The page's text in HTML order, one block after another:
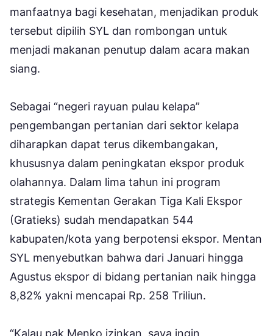
manfaatnya bagi kesehatan, menjadikan produk
tersebut dipilih SYL dan rombongan untuk
menjadi makanan penutup dalam acara makan
siang.
Sebagai “negeri rayuan pulau kelapa”
pengembangan pertanian dari sektor kelapa
diharapkan dapat terus dikembangakan,
khususnya dalam peningkatan ekspor produk
olahannya. Dalam lima tahun ini program
strategis Kementan Gerakan Tiga Kali Ekspor
(Gratieks) sudah mendapatkan 544
kabupaten/kota yang berpotensi ekspor. Mentan
SYL menyebutkan bahwa dari Januari hingga
Agustus ekspor di bidang pertanian naik hingga
8,82% yakni mencapai Rp. 258 Triliun.
“Kalau pak Menko izinkan, saya ingin